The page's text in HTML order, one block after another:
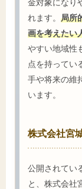
金対象になり
れます。 局所
画を考えたい
やすい地域性
点を持ってい
手や将来の維
います。
株式会社宮
公開されてい
と、株式会社